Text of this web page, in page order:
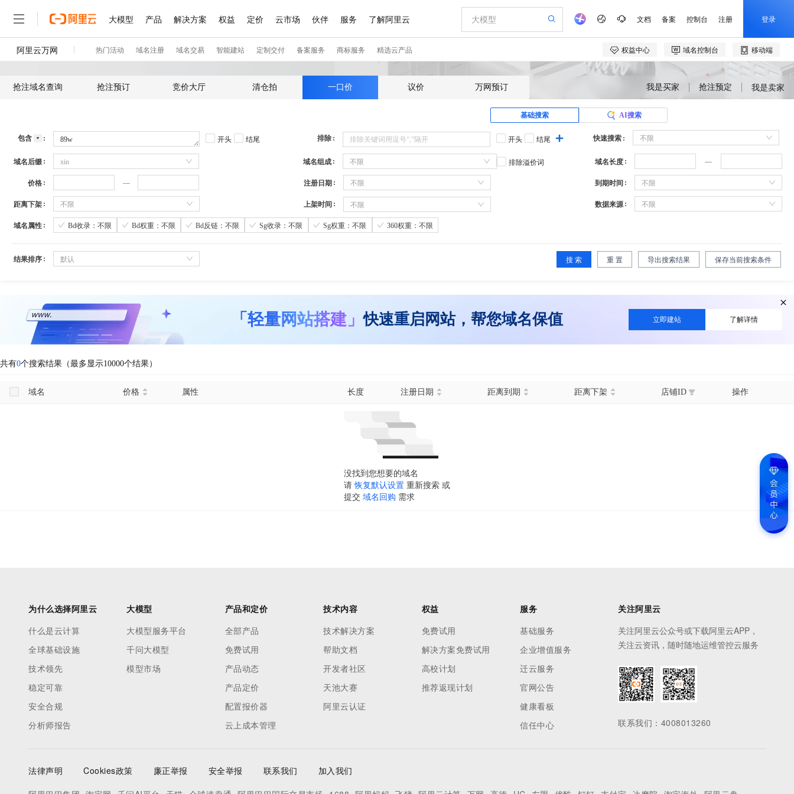
抢注域名查询 抢注预订 竞价大厅 清仓拍 一口价 议价 万网预订 我是买家 抢注预定 我是卖家
基础搜索 AI搜索
包含 开头 结尾 排除 开头 结尾 快速搜索 不限
域名后缀 xin 域名组成 不限 排除溢价词 域名长度
价格 注册日期 不限 到期时间 不限
距离下架 不限 上架时间 不限 数据来源 不限
域名属性 Bd收录：不限 Bd权重：不限 Bd反链：不限 Sg收录：不限 Sg权重：不限 360权重：不限
结果排序 默认 搜 索 重 置 导出搜索结果 保存当前搜索条件
「轻量网站搭建」快速重启网站，帮您域名保值 立即建站 了解详情
共有0个搜索结果（最多显示10000个结果）
域名 价格 属性 长度 注册日期 距离到期 距离下架 店铺ID 操作
没找到您想要的域名
请 恢复默认设置 重新搜索 或
提交 域名回购 需求